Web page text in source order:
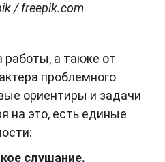
/ freepik.com
а также от
проблемного
ориентиры и задачи
на это, есть единые
слушание.